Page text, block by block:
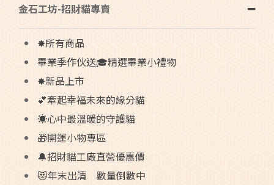
金石工坊-招財貓專賣
✸所有商品
畢業季作伙送🎓精選畢業小禮物
✸新品上市
💕牽起幸福未來的緣分貓
☀️心中最溫暖的守護貓
🎁開運小物專區
🔔招財貓工廠直營優惠價
😻年末出清 數量倒數中